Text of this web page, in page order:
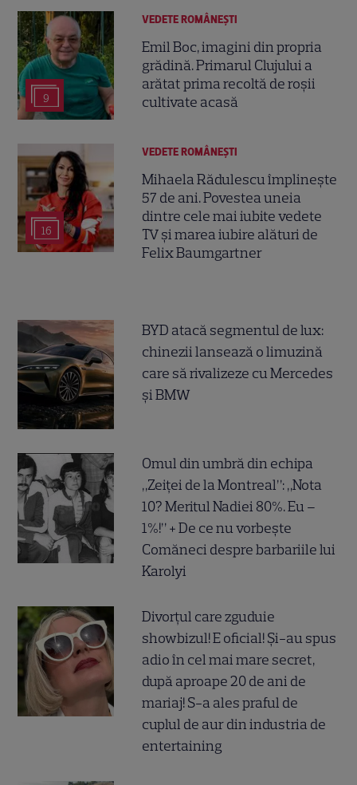
9
VEDETE ROMÂNEŞTI
Emil Boc, imagini din propria
grădină. Primarul Clujului a
arătat prima recoltă de roșii
cultivate acasă
16
VEDETE ROMÂNEŞTI
Mihaela Rădulescu împlinește
57 de ani. Povestea uneia
dintre cele mai iubite vedete
TV și marea iubire alături de
Felix Baumgartner
BYD atacă segmentul de lux:
chinezii lansează o limuzină
care să rivalizeze cu Mercedes
și BMW
Omul din umbră din echipa
„Zeiței de la Montreal”: „Nota
10? Meritul Nadiei 80%. Eu –
1%!” + De ce nu vorbește
Comăneci despre barbariile lui
Karolyi
Divorțul care zguduie
showbizul! E oficial! Și-au spus
adio în cel mai mare secret,
după aproape 20 de ani de
mariaj! S-a ales praful de
cuplul de aur din industria de
entertaining